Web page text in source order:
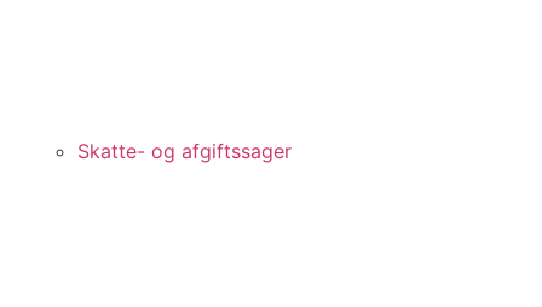
Skatte- og afgiftssager